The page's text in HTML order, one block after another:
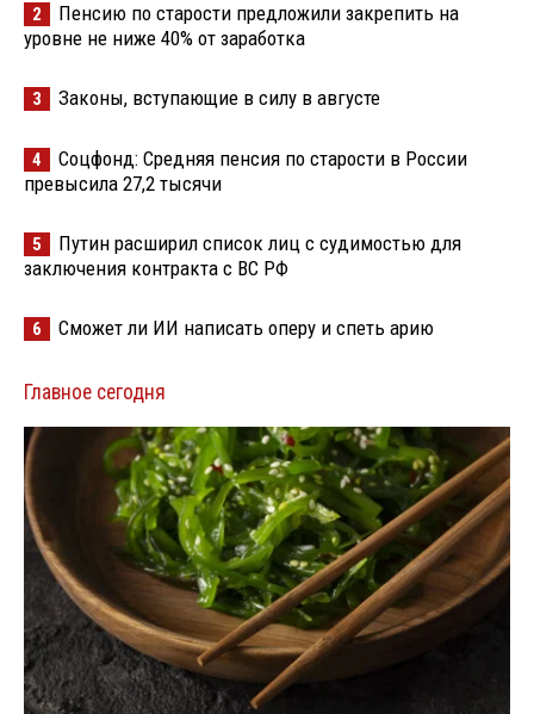
2
Пенсию по старости предложили закрепить на
уровне не ниже 40% от заработка
3 Законы, вступающие в силу в августе
4
Соцфонд: Средняя пенсия по старости в России
превысила 27,2 тысячи
5
Путин расширил список лиц с судимостью для
заключения контракта с ВС РФ
6 Сможет ли ИИ написать оперу и спеть арию
Главное сегодня